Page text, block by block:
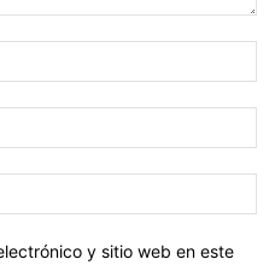
y sitio web en este